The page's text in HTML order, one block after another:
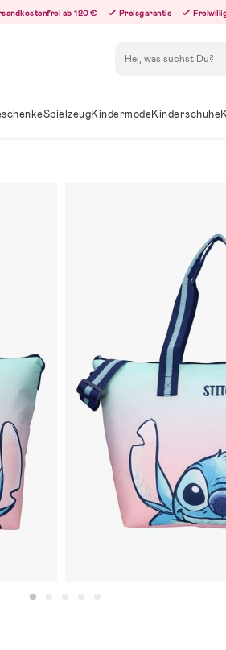
ab 120 € Preisgarantie
SpielzeugKindermodeKinderschuhe